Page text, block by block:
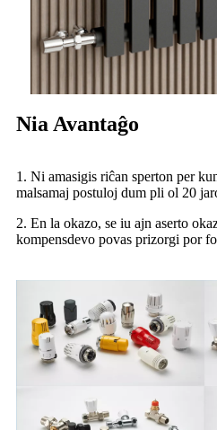
Nia Avantaĝo
1. Ni amasigis riĉan sperton per
malsamaj postuloj dum pli ol 20
2. En la okazo, se iu ajn aserto
kompensdevo povas prizorgi por